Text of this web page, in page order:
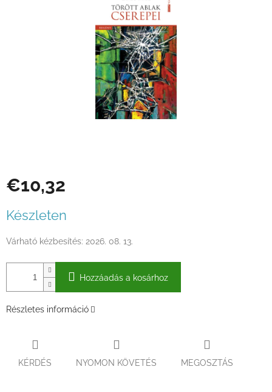
€10,32
Készleten
Várható kézbesítés: 2026. 08. 13.
Hozzáadás a kosárhoz
Részletes információ
KÉRDÉS NYOMON KÖVETÉS MEGOSZTÁS